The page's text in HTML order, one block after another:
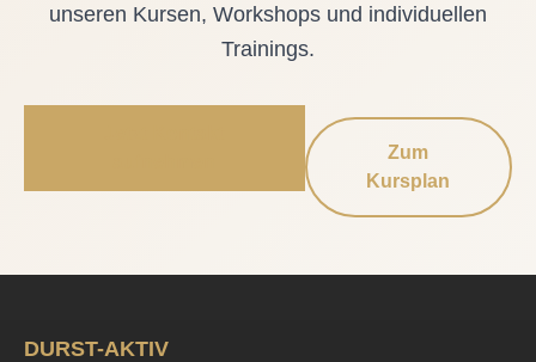
unseren Kursen, Workshops und individuellen
Trainings.
Zum
Kursplan
DURST-AKTIV